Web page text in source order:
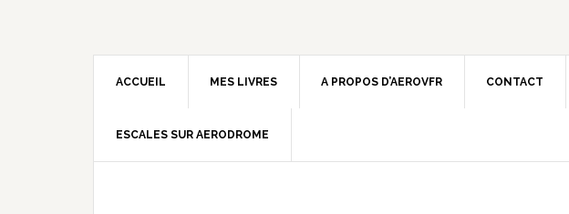
ACCUEIL MES LIVRES A PROPOS D’AEROVFR CONTACT
ESCALES SUR AERODROME